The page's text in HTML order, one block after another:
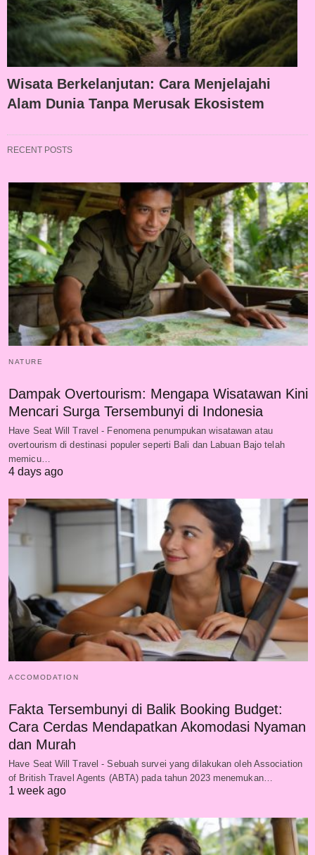
Wisata Berkelanjutan: Cara Menjelajahi
Alam Dunia Tanpa Merusak Ekosistem
RECENT POSTS
NATURE
Dampak Overtourism: Mengapa Wisatawan Kini
Mencari Surga Tersembunyi di Indonesia
Have Seat Will Travel - Fenomena penumpukan wisatawan atau
overtourism di destinasi populer seperti Bali dan Labuan Bajo telah
memicu…
4 days ago
ACCOMODATION
Fakta Tersembunyi di Balik Booking Budget:
Cara Cerdas Mendapatkan Akomodasi Nyaman
dan Murah
Have Seat Will Travel - Sebuah survei yang dilakukan oleh Association
of British Travel Agents (ABTA) pada tahun 2023 menemukan…
1 week ago